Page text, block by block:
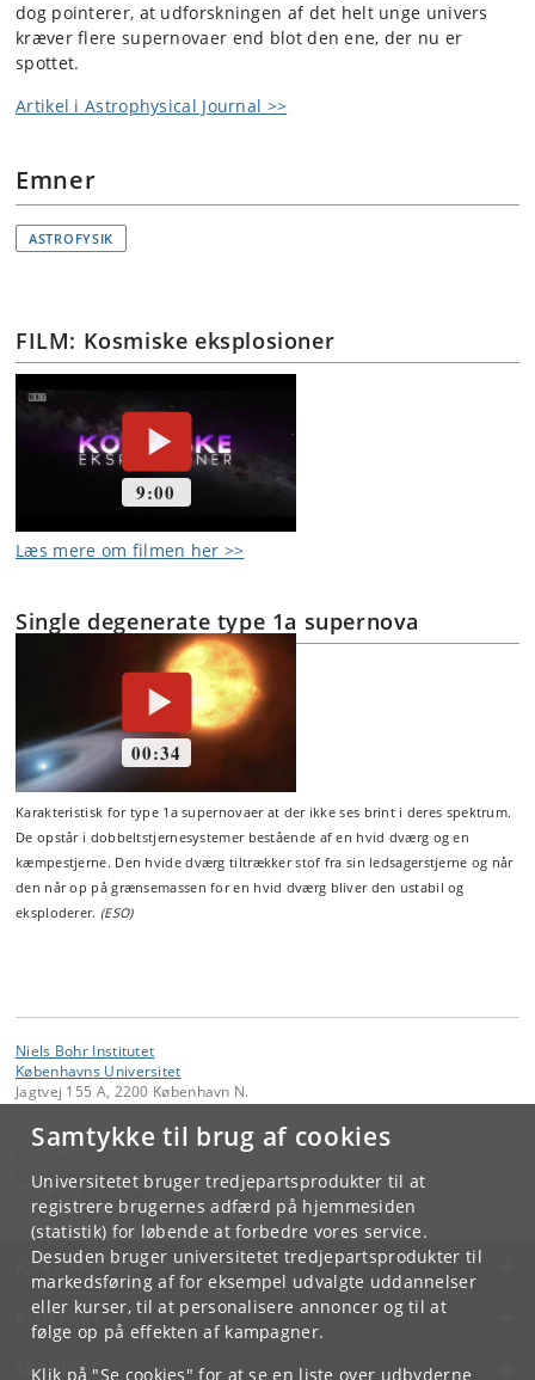
Samtykke til brug af cookies
Universitetet bruger tredjepartsprodukter til at
registrere brugernes adfærd på hjemmesiden
(statistik) for løbende at forbedre vores service.
Desuden bruger universitetet tredjepartsprodukter til
markedsføring af for eksempel udvalgte uddannelser
eller kurser, til at personalisere annoncer og til at
følge op på effekten af kampagner.
Klik på "Se cookies" for at se en liste over udbyderne
dog pointerer, at udforskningen af det helt unge univers
kræver flere supernovaer end blot den ene, der nu er
spottet.
Artikel i Astrophysical Journal >>
Emner
ASTROFYSIK
FILM: Kosmiske eksplosioner
Læs mere om filmen her >>
Single degenerate type 1a supernova
Karakteristisk for type 1a supernovaer at der ikke ses brint i deres spektrum.
De opstår i dobbeltstjernesystemer bestående af en hvid dværg og en
kæmpestjerne. Den hvide dværg tiltrækker stof fra sin ledsagerstjerne og når
den når op på grænsemassen for en hvid dværg bliver den ustabil og
eksploderer. (ESO)
Niels Bohr Institutet
Københavns Universitet
Jagtvej 155 A, 2200 København N.
Kontakt:
Kommunikation
kommunikation@nbi.ku.dk
KØBENHAVNS UNIVERSITET
KONTAKT
SERVICES